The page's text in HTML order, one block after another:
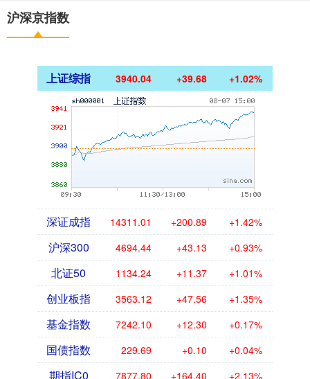
沪深京指数
上证综指 3940.04 +39.68 +1.02%
深证成指 14311.01 +200.89 +1.42%
沪深300 4694.44 +43.13 +0.93%
北证50 1134.24 +11.37 +1.01%
创业板指 3563.12 +47.56 +1.35%
基金指数 7242.10 +12.30 +0.17%
国债指数 229.69 +0.10 +0.04%
期指IC0 7877.80 +164.40 +2.13%